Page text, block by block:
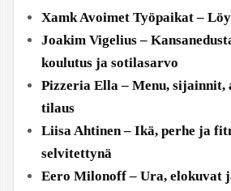
Xamk Avoimet Työpaikat –
Joakim Vigelius –
koulutus ja sotilasarvo
Pizzeria Ella – Menu, sijainnit,
tilaus
Liisa Ahtinen – Ikä, perhe ja
selvitettynä
Eero Milonoff – Ura, elokuvat